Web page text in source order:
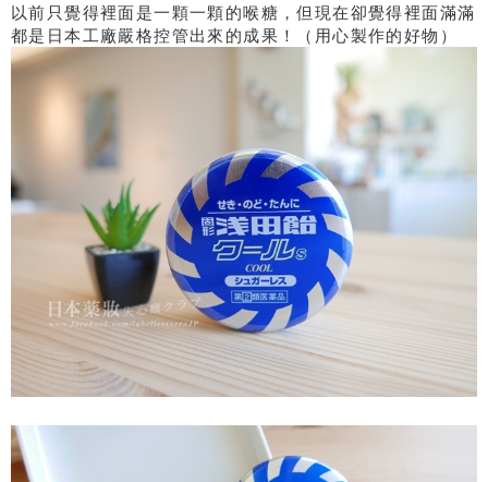
以前只覺得裡面是一顆一顆的喉糖，但現在卻覺得裡面滿滿
都是日本工廠嚴格控管出來的成果！（用心製作的好物）